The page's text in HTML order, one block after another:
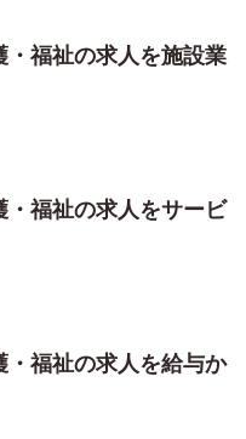
・福祉の求人を施設業
・福祉の求人をサービ
・福祉の求人を給与か